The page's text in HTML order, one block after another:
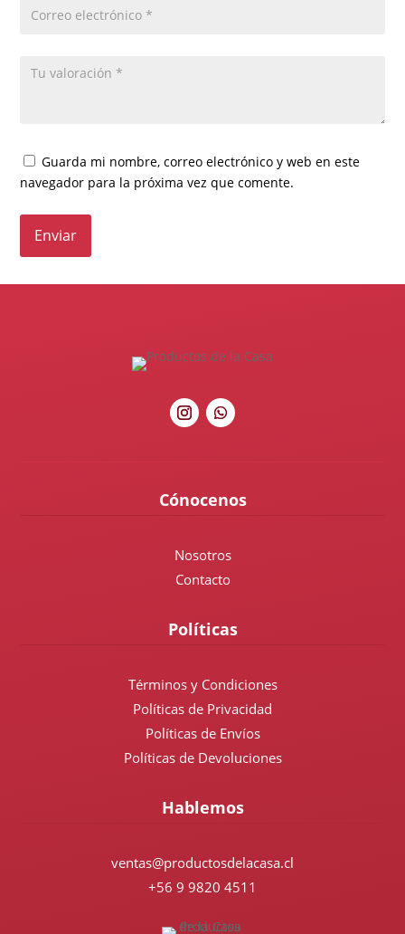
Guarda mi nombre, correo electrónico y web en este
navegador para la próxima vez que comente.
Cónocenos
Nosotros
Contacto
Políticas
Términos y Condiciones
Políticas de Privacidad
Políticas de Envíos
Políticas de Devoluciones
Hablemos
ventas@productosdelacasa.cl
+56 9 9820 4511